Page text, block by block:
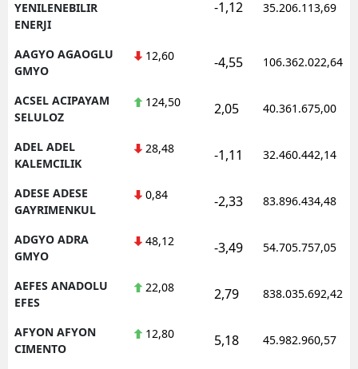
YENILENEBILIR
ENERJI
-1,12 35.206.113,69
AAGYO AGAOGLU
GMYO
12,60 -4,55 106.362.022,64
ACSEL ACIPAYAM
SELULOZ
124,50 2,05 40.361.675,00
ADEL ADEL
KALEMCILIK
28,48 -1,11 32.460.442,14
ADESE ADESE
GAYRIMENKUL
0,84 -2,33 83.896.434,48
ADGYO ADRA
GMYO
48,12 -3,49 54.705.757,05
AEFES ANADOLU
EFES
22,08 2,79 838.035.692,42
AFYON AFYON
CIMENTO
12,80 5,18 45.982.960,57